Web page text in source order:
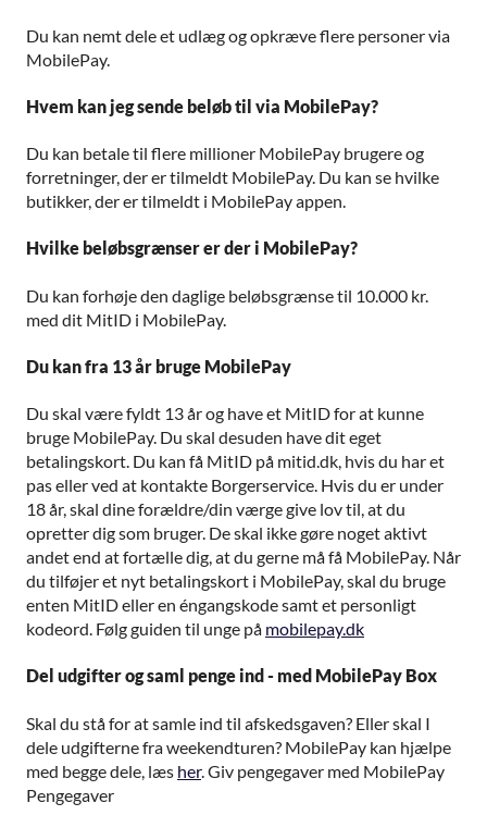
Du kan nemt dele et udlæg og opkræve flere personer via
MobilePay.
Hvem kan jeg sende beløb til via MobilePay?
Du kan betale til flere millioner MobilePay brugere og
forretninger, der er tilmeldt MobilePay. Du kan se hvilke
butikker, der er tilmeldt i MobilePay appen.
Hvilke beløbsgrænser er der i MobilePay?
Du kan forhøje den daglige beløbsgrænse til 10.000 kr.
med dit MitID i MobilePay.
Du kan fra 13 år bruge MobilePay
Du skal være fyldt 13 år og have et MitID for at kunne
bruge MobilePay. Du skal desuden have dit eget
betalingskort. Du kan få MitID på mitid.dk, hvis du har et
pas eller ved at kontakte Borgerservice. Hvis du er under
18 år, skal dine forældre/din værge give lov til, at du
opretter dig som bruger. De skal ikke gøre noget aktivt
andet end at fortælle dig, at du gerne må få MobilePay. Når
du tilføjer et nyt betalingskort i MobilePay, skal du bruge
enten MitID eller en éngangskode samt et personligt
kodeord. Følg guiden til unge på mobilepay.dk
Del udgifter og saml penge ind - med MobilePay Box
Skal du stå for at samle ind til afskedsgaven? Eller skal I
dele udgifterne fra weekendturen? MobilePay kan hjælpe
med begge dele, læs her. Giv pengegaver med MobilePay
Pengegaver